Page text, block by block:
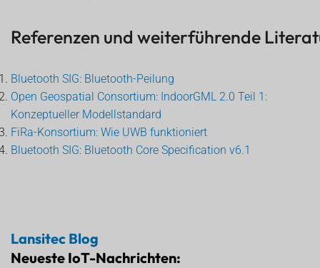
Referenzen und weiterführende
Bluetooth SIG: Bluetooth-Peilung
Open Geospatial Consortium: IndoorGML 2.0 Teil 1:
Konzeptueller Modellstandard
FiRa-Konsortium: Wie UWB funktioniert
Bluetooth SIG: Bluetooth Core Specification v6.1
Lansitec Blog
Neueste IoT-Nachrichten: